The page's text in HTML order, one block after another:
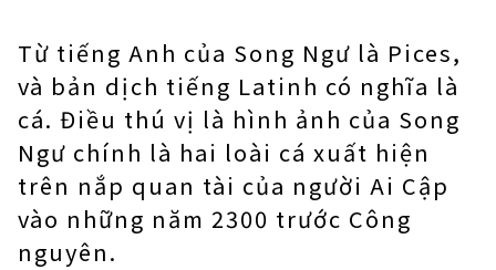
Từ tiếng Anh của Song Ngư là Pices,
và bản dịch tiếng Latinh có nghĩa là
cá. Điều thú vị là hình ảnh của Song
Ngư chính là hai loài cá xuất hiện
trên nắp quan tài của người Ai Cập
vào những năm 2300 trước Công
nguyên.